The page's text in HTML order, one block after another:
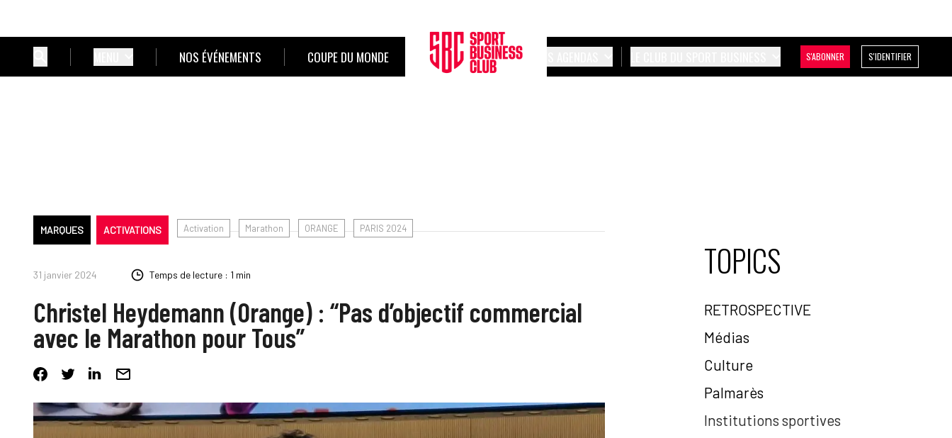
NOS ÉVÉNEMENTS COUPE DU MONDE S'ABONNER S'IDENTIFIER
MARQUES ACTIVATIONS Activation Marathon ORANGE PARIS 2024
31 janvier 2024 Temps de lecture : 1 min
Christel Heydemann (Orange) : “Pas d’objectif commercial
avec le Marathon pour Tous”
TOPICS
RETROSPECTIVE
Médias
Culture
Palmarès
Institutions sportives